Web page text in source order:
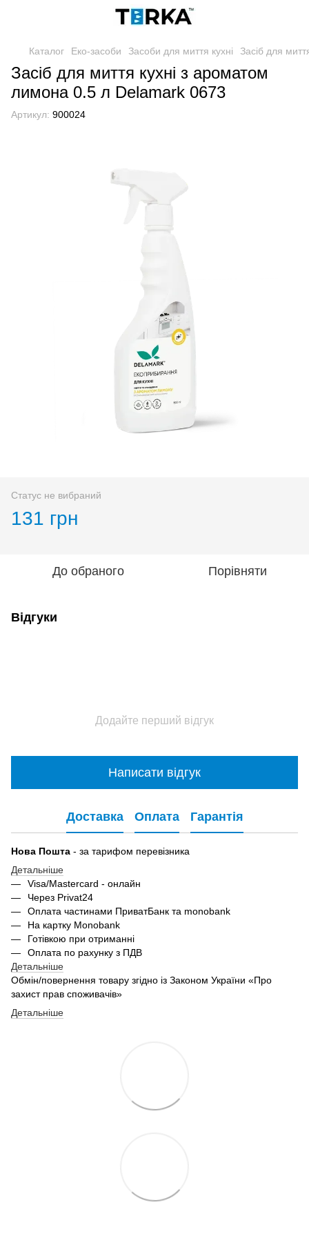
Каталог Еко-засоби Засоби для миття кухні Засіб для
Засіб для миття кухні з ароматом
лимона 0.5 л Delamark 0673
Артикул: 900024
Статус не вибраний
131 грн
До обраного Порівняти
Відгуки
Додайте перший відгук
Написати відгук
Доставка Оплата Гарантія
Нова Пошта - за тарифом перевізника
Детальніше
Visa/Mastercard - онлайн
Через Privat24
Оплата частинами ПриватБанк та monobank
На картку Monobank
Готівкою при отриманні
Оплата по рахунку з ПДВ
Детальніше
Обмін/повернення товару згідно із Законом України «Про
захист прав споживачів»
Детальніше